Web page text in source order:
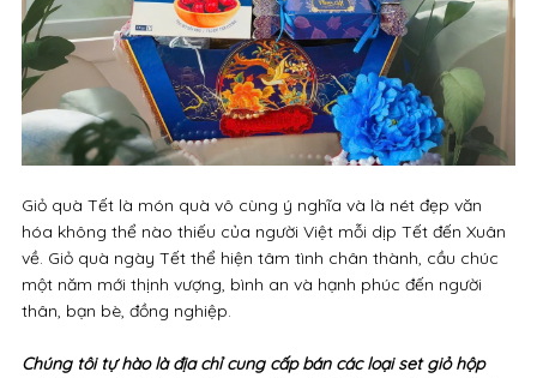
Giỏ quà Tết là món quà vô cùng ý nghĩa và là nét đẹp văn
hóa không thể nào thiếu của người Việt mỗi dịp Tết đến Xuân
về. Giỏ quà ngày Tết thể hiện tâm tình chân thành, cầu chúc
một năm mới thịnh vượng, bình an và hạnh phúc đến người
thân, bạn bè, đồng nghiệp.
Chúng tôi tự hào là địa chỉ cung cấp bán các loại set giỏ hộp